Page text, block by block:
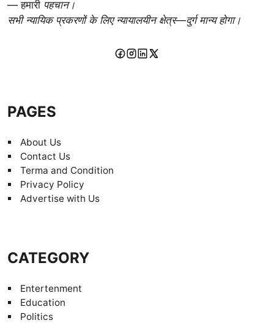
— हमारी पहचान।
सभी न्यायिक प्रकरणों के लिए न्यायालयीन क्षेत्र—दुर्ग मान्य होगा।
PAGES
About Us
Contact Us
Terma and Condition
Privacy Policy
Advertise with Us
CATEGORY
Entertenment
Education
Politics